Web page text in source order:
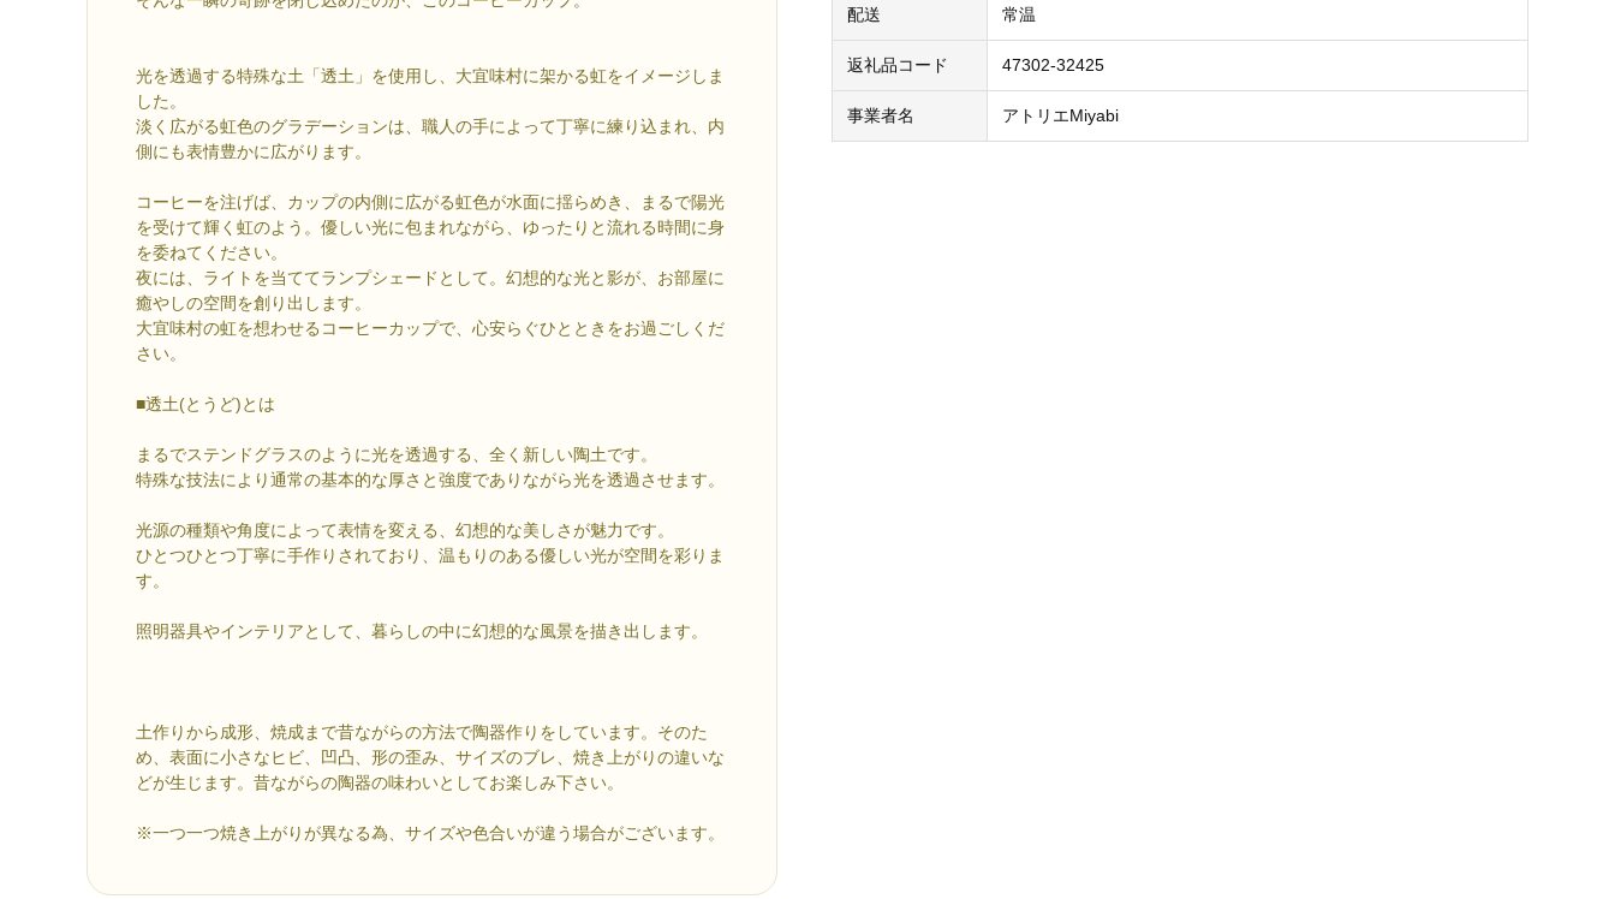
光を透過する特殊な土「透土」を使用し、大宜味村に架かる虹をイメージしま
した。
淡く広がる虹色のグラデーションは、職人の手によって丁寧に練り込まれ、内
側にも表情豊かに広がります。
コーヒーを注げば、カップの内側に広がる虹色が水面に揺らめき、まるで陽光
を受けて輝く虹のよう。優しい光に包まれながら、ゆったりと流れる時間に身
を委ねてください。
夜には、ライトを当ててランプシェードとして。幻想的な光と影が、お部屋に
癒やしの空間を創り出します。
大宜味村の虹を想わせるコーヒーカップで、心安らぐひとときをお過ごしくだ
さい。
■透土(とうど)とは
まるでステンドグラスのように光を透過する、全く新しい陶土です。
特殊な技法により通常の基本的な厚さと強度でありながら光を透過させます。
光源の種類や角度によって表情を変える、幻想的な美しさが魅力です。
ひとつひとつ丁寧に手作りされており、温もりのある優しい光が空間を彩りま
す。
照明器具やインテリアとして、暮らしの中に幻想的な風景を描き出します。
土作りから成形、焼成まで昔ながらの方法で陶器作りをしています。そのた
め、表面に小さなヒビ、凹凸、形の歪み、サイズのブレ、焼き上がりの違いな
どが生じます。昔ながらの陶器の味わいとしてお楽しみ下さい。
※一つ一つ焼き上がりが異なる為、サイズや色合いが違う場合がございます。
配送 常温
返礼品コード 47302-32425
事業者名 アトリエMiyabi